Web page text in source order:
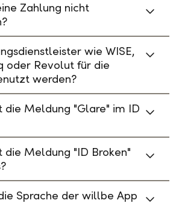
Zahlung nicht
wie WISE,
oder Revolut für die
werden?
die Meldung "Glare" im ID
die Meldung "ID Broken"
Sprache der willbe App